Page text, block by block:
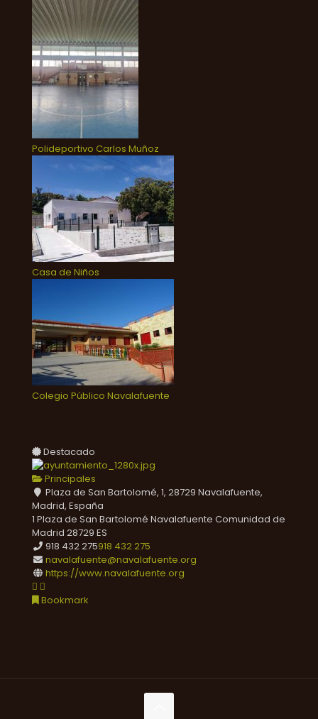
Polideportivo Carlos Muñoz
Casa de Niños
Colegio Público Navalafuente
Destacado
Principales
Plaza de San Bartolomé, 1, 28729 Navalafuente,
Madrid, España
1 Plaza de San Bartolomé Navalafuente Comunidad de
Madrid 28729 ES
918 432 275918 432 275
navalafuente@navalafuente.org
https://www.navalafuente.org
Bookmark